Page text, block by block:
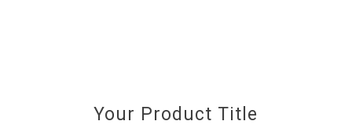
Your Product Title